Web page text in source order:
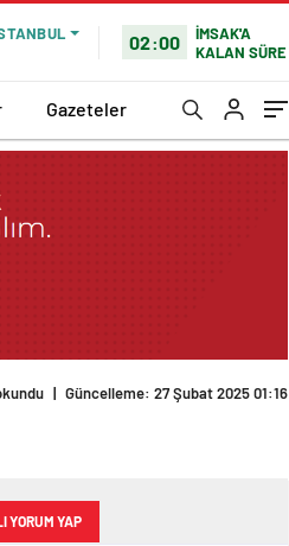
02:00
İMSAK'A
KALAN SÜRE
Gazeteler
| Güncelleme: 27 Şubat 2025 01:16
YORUM YAP